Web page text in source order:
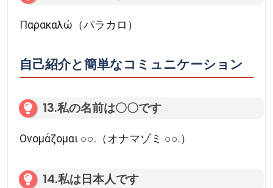
Παρακαλώ（パラカロ）
自己紹介と簡単なコミュニケーション
13.私の名前は〇〇です
Ονομάζομαι ○○.（オナマゾミ ○○.）
14.私は日本人です